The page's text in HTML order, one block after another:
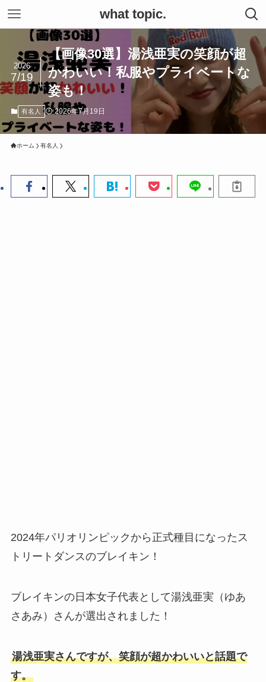
what topic.
【画像30選】湯浅亜実の笑顔が超
かわいい！私服やプライベートな
姿も！
2026
7/19
有名人 2026年7月19日
ホーム 有名人
2024年パリオリンピックから正式種目になったス
トリートダンスのブレイキン！
ブレイキンの日本女子代表として湯浅亜実（ゆあ
さあみ）さんが選出されました！
湯浅亜実さんですが、笑顔が超かわいいと話題で
す。